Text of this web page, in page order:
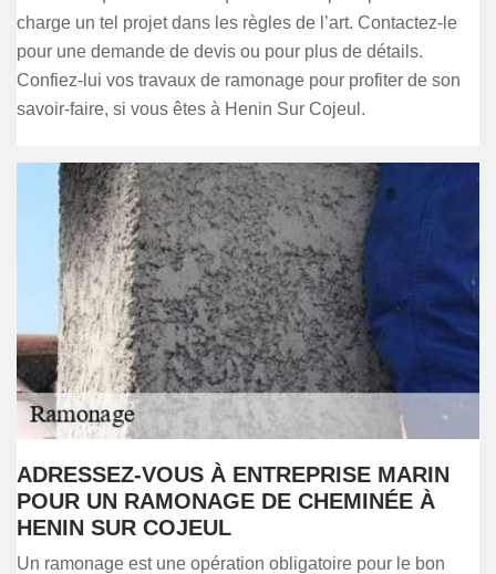
charge un tel projet dans les règles de l’art. Contactez-le
pour une demande de devis ou pour plus de détails.
Confiez-lui vos travaux de ramonage pour profiter de son
savoir-faire, si vous êtes à Henin Sur Cojeul.
ADRESSEZ-VOUS À ENTREPRISE MARIN
POUR UN RAMONAGE DE CHEMINÉE À
HENIN SUR COJEUL
Un ramonage est une opération obligatoire pour le bon